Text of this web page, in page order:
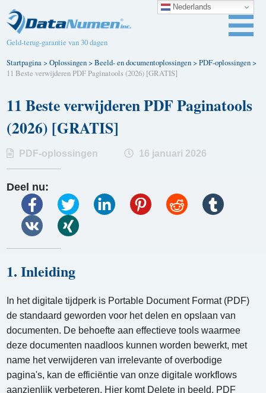
Geld-terug-garantie van 30 dagen
Startpagina>Oplossingen>Beeld- en documentoplossingen>PDF-oplossingen>
11 Beste verwijderen PDF Paginatools (2026) [GRATIS]
11 Beste verwijderen PDF Paginatools
(2026) [GRATIS]
PDF-oplossingen 16 januari 2026
Deel nu:
1. Inleiding
In het digitale tijdperk is Portable Document Format (PDF)
de standaard geworden voor het delen en opslaan van
documenten. De behoefte aan effectieve tools waarmee
deze documenten naadloos kunnen worden bewerkt, met
name het verwijderen van irrelevante of overbodige
pagina's, kan de efficiëntie van onze digitale workflows
aanzienlijk verbeteren. Hier komt Delete in beeld. PDF
Nederlands